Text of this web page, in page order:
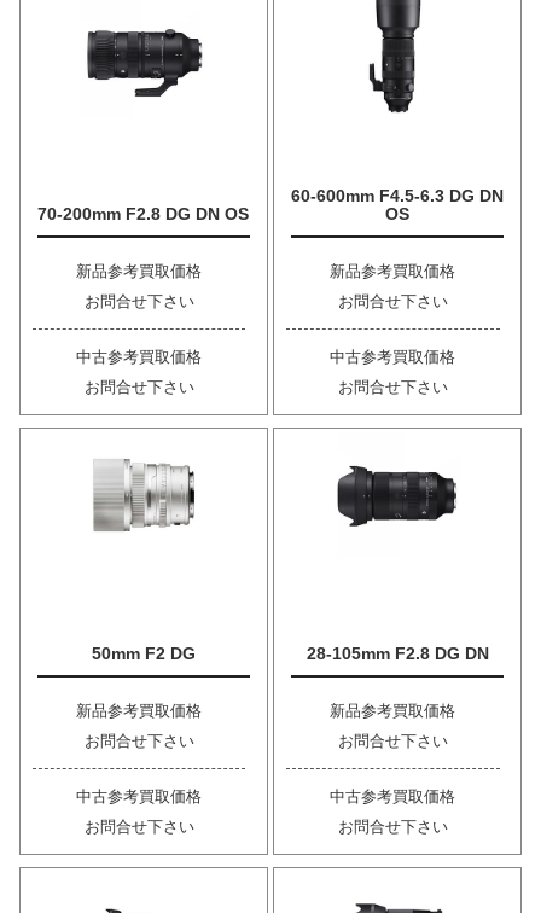
70-200mm F2.8 DG DN OS
新品参考買取価格
お問合せ下さい
中古参考買取価格
お問合せ下さい
60-600mm F4.5-6.3 DG DN
OS
新品参考買取価格
お問合せ下さい
中古参考買取価格
お問合せ下さい
50mm F2 DG
新品参考買取価格
お問合せ下さい
中古参考買取価格
お問合せ下さい
28-105mm F2.8 DG DN
新品参考買取価格
お問合せ下さい
中古参考買取価格
お問合せ下さい